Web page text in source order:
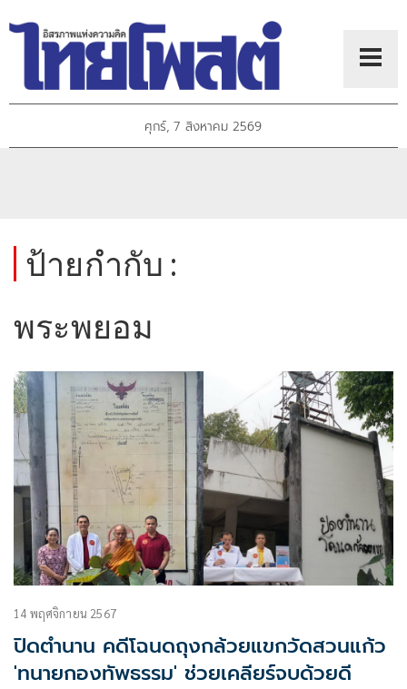
ศุกร์, 7 สิงหาคม 2569
ป้ายกำกับ :
พระพยอม
14 พฤศจิกายน 2567
ปิดตำนาน คดีโฉนดถุงกล้วยแขกวัดสวนแก้ว
'ทนายกองทัพธรรม' ช่วยเคลียร์จบด้วยดี